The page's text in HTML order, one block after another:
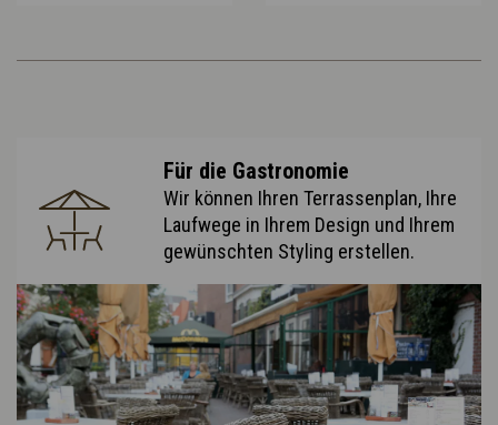
Für die Gastronomie
Wir können Ihren Terrassenplan, Ihre
Laufwege in Ihrem Design und Ihrem
gewünschten Styling erstellen.